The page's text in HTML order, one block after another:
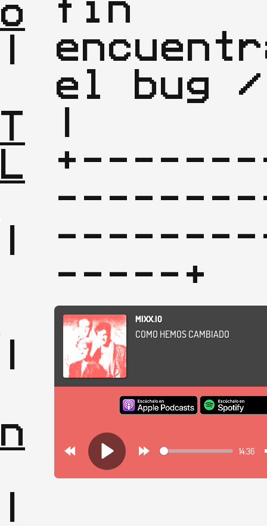
fin
el bug /
-----+